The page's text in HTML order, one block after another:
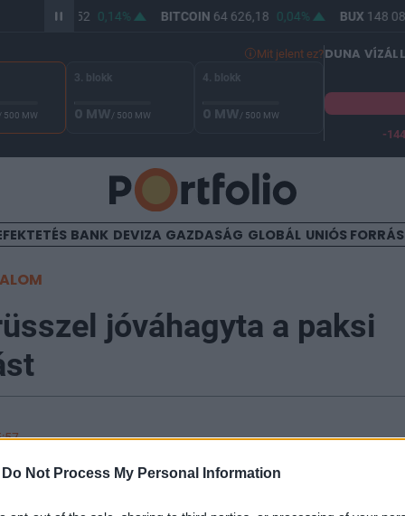
Do Not Process My Personal Information
313,52 0,14% BITCOIN 64 626,18 0,04% BUX148
Mit jelent ez?
/ 500 MW
3. blokk
0 MW/ 500 MW
4. blokk
0 MW/ 500 MW
DUNA
-
BANK DEVIZA GAZDASÁG GLOBÁL UNIÓS
jóváhagyta a paksi
és adócsökkentésről is döntött szerdai ülésén